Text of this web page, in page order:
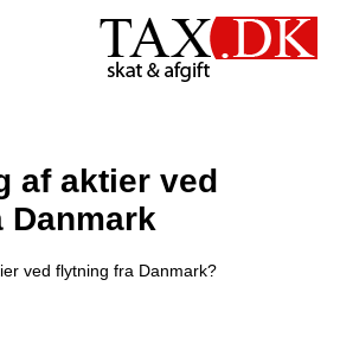
af aktier ved
ved flytning fra Danmark?